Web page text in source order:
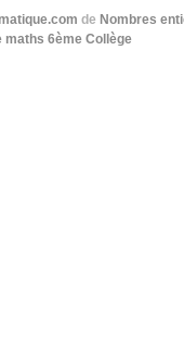
de Nombres
maths 6ème Collège